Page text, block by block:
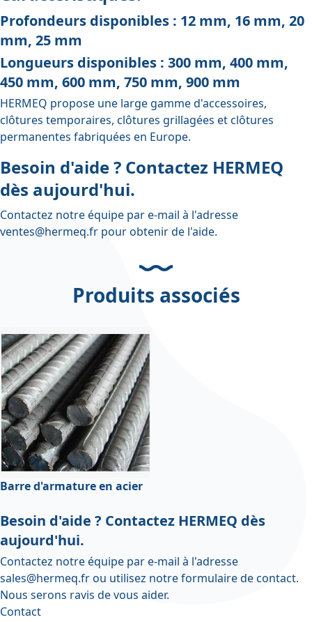
Profondeurs disponibles : 12 mm, 16 mm, 20
mm, 25 mm
Longueurs disponibles : 300 mm, 400 mm,
450 mm, 600 mm, 750 mm, 900 mm
HERMEQ propose une large gamme d'accessoires,
clôtures temporaires, clôtures grillagées etclôtures
permanentes fabriquées en Europe.
Besoin d'aide ? Contactez HERMEQ
dès aujourd'hui.
Contactez notre équipe par e-mail à l'adresse
ventes@hermeq.fr pour obtenir de l'aide.
Produits associés
Barre d'armature en acier
Besoin d'aide ? Contactez HERMEQ dès
aujourd'hui.
Contactez notre équipe par e-mail à l'adresse
sales@hermeq.frou utilisez notreformulaire de contact.
Nous serons ravis de vous aider.
Contact